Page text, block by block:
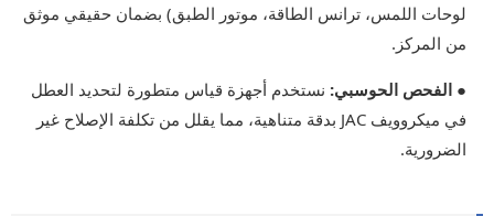
لوحات اللمس، ترانس الطاقة، موتور الطبق) بضمان حقيقي موثق
من المركز.
● الفحص الحوسبي: نستخدم أجهزة قياس متطورة لتحديد العطل
في ميكروويف JAC بدقة متناهية، مما يقلل من تكلفة الإصلاح غير
الضرورية.